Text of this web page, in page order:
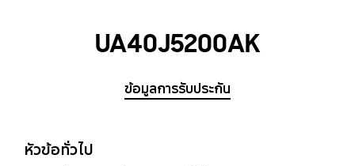
UA40J5200AK
ข้อมูลการรับประกัน
หัวข้อทั่วไป